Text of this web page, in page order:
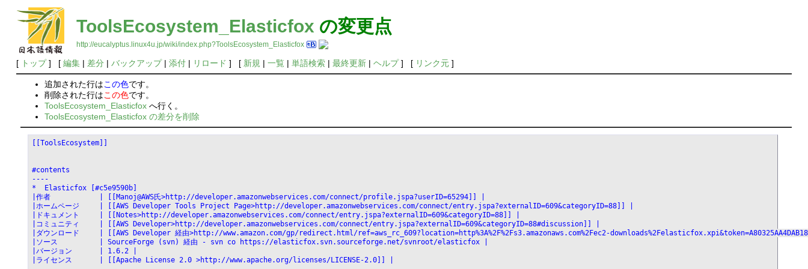
ToolsEcosystem_Elasticfox の変更点
http://eucalyptus.linux4u.jp/wiki/index.php?ToolsEcosystem_Elasticfox
[ トップ] [ 編集| 差分 | バックアップ| 添付| リロード ] [ 新規 | 一覧 | 単語検索| 最終更新| ヘルプ] [ リンク元]
追加された行はこの色です。
削除された行はこの色です。
ToolsEcosystem_Elasticfox へ行く。
ToolsEcosystem_Elasticfox の差分を削除
[[ToolsEcosystem]]
#contents
----
*  Elasticfox [#c5e9590b]
|作者		| [[Manoj@AWS氏>http://developer.amazonwebservices.com/connect/profile.jspa?userID=65294]] |
|ホームページ	| [[AWS Developer Tools Project Page>http://developer.amazonwebservices.com/connect/entry.jspa?externalID=609&categoryID=88]] |
|ドキュメント	| [[Notes>http://developer.amazonwebservices.com/connect/entry.jspa?externalID=609&categoryID=88]] |
|コミュニティ	| [[AWS Developer>http://developer.amazonwebservices.com/connect/entry.jspa?externalID=609&categoryID=88#discussion]] |
|ダウンロード	| [[AWS Developer 経由>http://www.amazon.com/gp/redirect.html/ref=aws_rc_609?location=http%3A%2F%2Fs3.amazonaws.com%2Fec2-
|ソース		| SourceForge (svn) 経由 - svn co https://elasticfox.svn.sourceforge.net/svnroot/elasticfox |
|バージョン	| 1.6.2 |
|ライセンス	| [[Apache License 2.0 >http://www.apache.org/licenses/LICENSE-2.0]] |